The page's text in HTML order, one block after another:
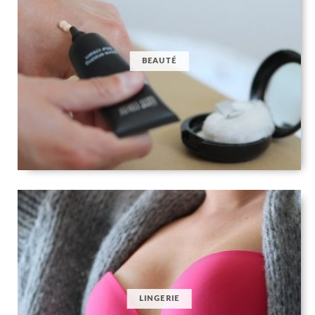
BEAUTÉ
LINGERIE